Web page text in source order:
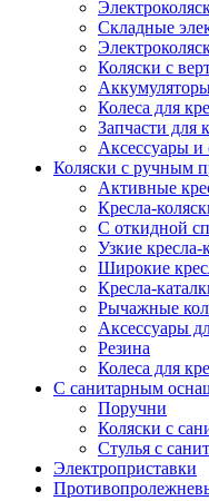
Складные
Коляски с
Колеса для
Запчасти для
Аксессуары
Коляски с ручным
Активные
Кресла-
С откидной
Узкие кресла-
Широкие
Кресла-
Рычажные
Аксессуары
Резина
Колеса для
С санитарным
Поручни
Коляски с
Стулья с
Электроприставки